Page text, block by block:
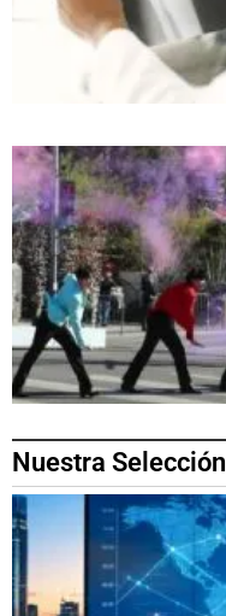
Nuestra Selección